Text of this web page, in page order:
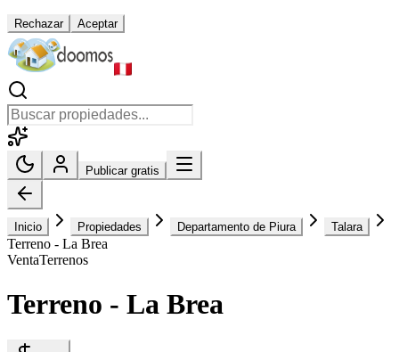
Rechazar Aceptar
Publicar gratis
Inicio Propiedades Departamento de Piura Talara
Terreno - La Brea
VentaTerrenos
Terreno - La Brea